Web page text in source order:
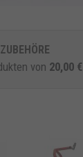
ZUBEHÖRE
von 20,00 €